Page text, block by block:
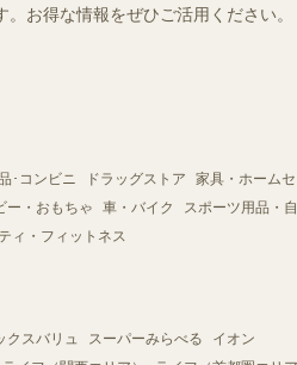
お得な情報をぜひご活用ください。
･コンビニ ドラッグストア
家具・ホーム
ー・おもちゃ 車・バイク
スポーツ用品・
ィ・フィットネス
クスバリュ スーパーみらべる
イオン